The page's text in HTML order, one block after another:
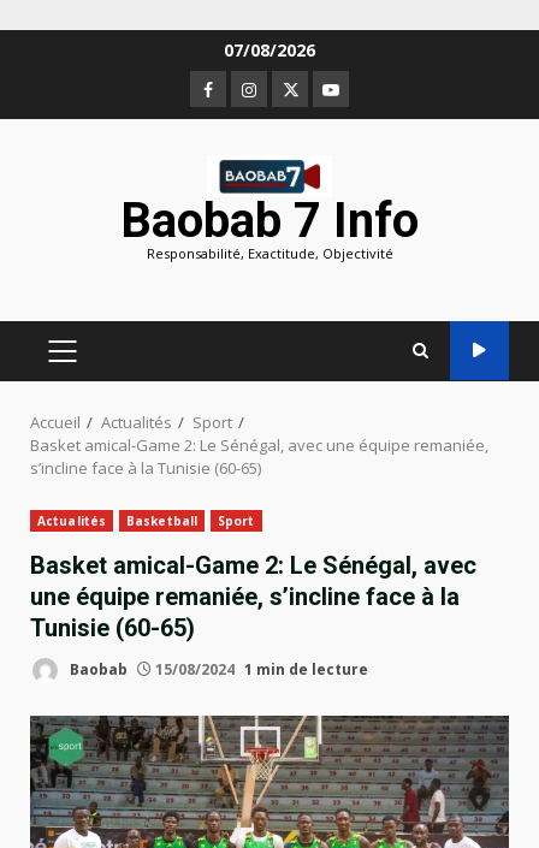
07/08/2026
Facebook
Instagram
TwitterYoutube
Baobab 7 Info
Responsabilité, Exactitude, Objectivité
MENU
PRINCIPAL
Accueil Actualités
Sport
Basket amical-Game 2: Le Sénégal, avec une équipe remaniée,
s’incline face à la Tunisie (60-65)
Actualités Basketball Sport
Basket amical-Game 2: Le Sénégal, avec
une équipe remaniée, s’incline face à la
Tunisie (60-65)
Baobab 15/08/2024 1 min de lecture